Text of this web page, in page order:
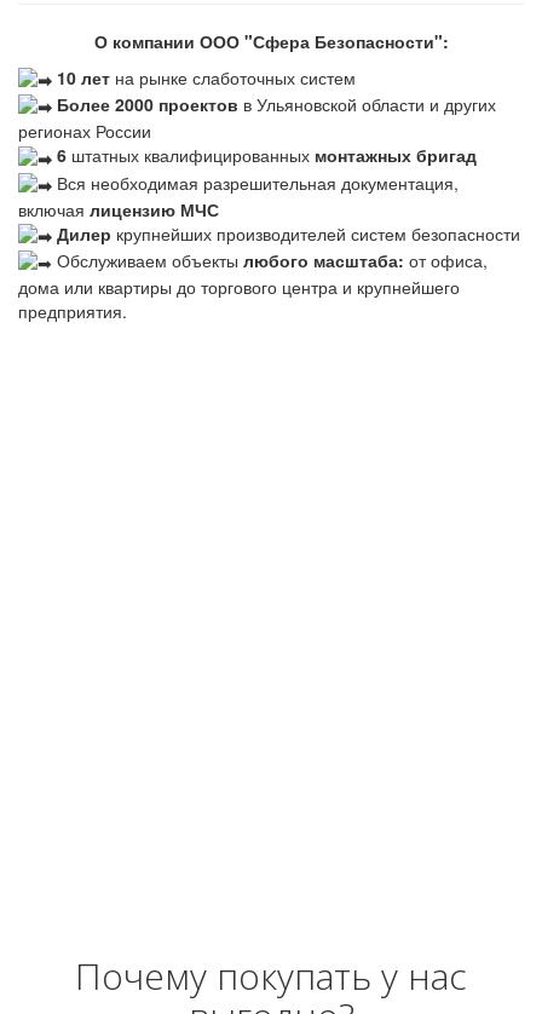
О компании ООО "Сфера Безопасности":
10 лет на рынке слаботочных систем
Более 2000 проектов в Ульяновской области и других
регионах России
6 штатных квалифицированных монтажных бригад
Вся необходимая разрешительная документация,
включая лицензию МЧС
Дилер крупнейших производителей систем безопасности
Обслуживаем объекты любого масштаба: от офиса,
дома или квартиры до торгового центра и крупнейшего
предприятия.
Почему покупать у нас